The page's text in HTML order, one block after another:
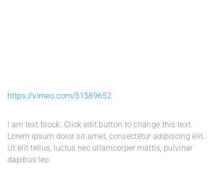
https://vimeo.com/51589652
I am text block. Click edit button to change this text.
Lorem ipsum dolor sit amet, consectetur adipiscing elit.
Ut elit tellus, luctus nec ullamcorper mattis, pulvinar
dapibus leo.